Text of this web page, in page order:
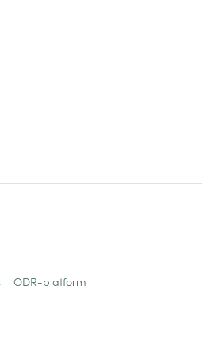
ODR-platform